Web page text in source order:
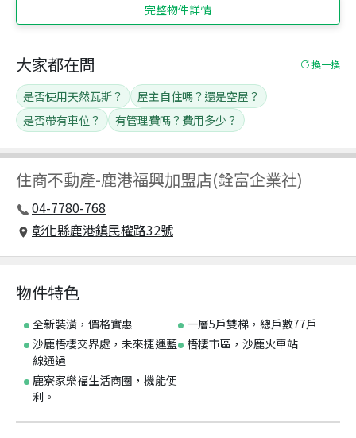
完整物件詳情
住商不動產-鹿港福興加盟店(銓富企業社)
04-7780-768
彰化縣鹿港鎮民權路32號
大家都在問 換一換
是否使用天然瓦斯？
屋主自住嗎？還是空屋？
是否帶有車位？
有管理費嗎？費用多少？
物件特色
全新裝潢，價格實惠
一層5戶雙梯，總戶數77戶
沙鹿梧棲交界處，未來捷運藍
線通過
梧棲市區，沙鹿火車站
鹿寮家樂福生活商圈，機能便
利。